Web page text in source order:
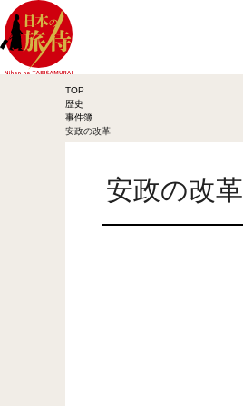
TOP
歴史
事件簿
安政の改革
安政の改革